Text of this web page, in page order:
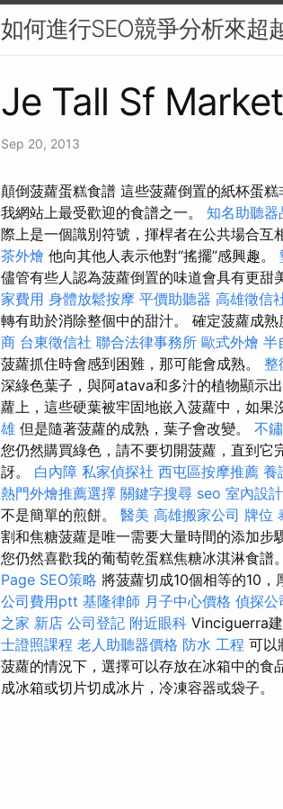
如何進行SEO競爭分析來超
Je Tall Sf
Sep 20, 2013
顛倒菠蘿蛋糕食譜 這些菠蘿倒置的紙杯蛋糕
我網站上最受歡迎的食譜之一。 知名助聽器
際上是一個識別符號，揮桿者在公共場合互
茶外燴 他向其他人表示他對“搖擺”感興趣。
儘管有些人認為菠蘿倒置的味道會具有更甜
家費用 身體放鬆按摩 平價助聽器 高雄徵信
轉有助於消除整個中的甜汁。 確定菠蘿成
商 台東徵信社 聯合法律事務所 歐式外燴 半
菠蘿抓住時會感到困難，那可能會成熟。 整
深綠色葉子，與阿atava和多汁的植物顯示
蘿上，這些硬葉被牢固地嵌入菠蘿中，如果
雄 但是隨著菠蘿的成熟，葉子會改變。 不
您仍然購買綠色，請不要切開菠蘿，直到
訝。 白內障 私家偵探社 西屯區按摩推薦 養
熱門外燴推薦選擇 關鍵字搜尋 seo 室內設
不是簡單的煎餅。 醫美 高雄搬家公司 牌位
割和焦糖菠蘿是唯一需要大量時間的添加步
您仍然喜歡我的葡萄乾蛋糕焦糖冰淇淋食譜
Page SEO策略 將菠蘿切成10個相等的10，
公司費用ptt 基隆律師 月子中心價格 偵探公
之家 新店 公司登記 附近眼科 Vinciguerra
士證照課程 老人助聽器價格 防水 工程 可以
菠蘿的情況下，選擇可以存放在冰箱中的食
成冰箱或切片切成冰片，冷凍容器或袋子。